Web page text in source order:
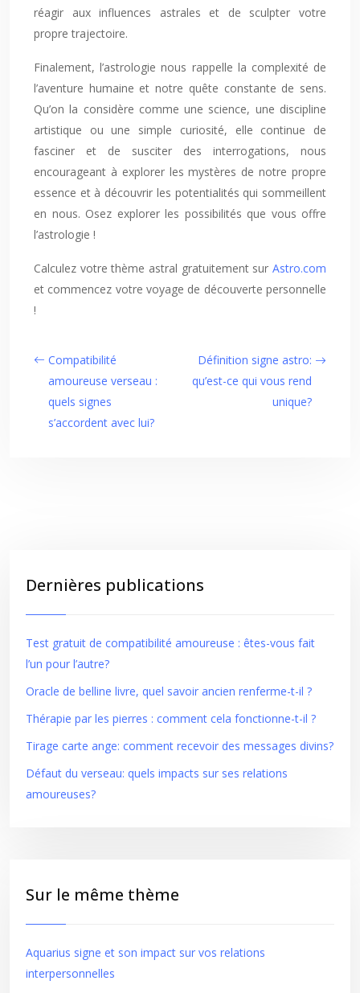
réagir aux influences astrales et de sculpter votre
propre trajectoire.
Finalement, l’astrologie nous rappelle la complexité de
l’aventure humaine et notre quête constante de sens.
Qu’on la considère comme une science, une discipline
artistique ou une simple curiosité, elle continue de
fasciner et de susciter des interrogations, nous
encourageant à explorer les mystères de notre propre
essence et à découvrir les potentialités qui sommeillent
en nous. Osez explorer les possibilités que vous offre
l’astrologie !
Calculez votre thème astral gratuitement sur Astro.com
et commencez votre voyage de découverte personnelle
!
Compatibilité
amoureuse verseau :
quels signes
s’accordent avec lui?
Définition signe astro:
qu’est-ce qui vous rend
unique?
Dernières publications
Test gratuit de compatibilité amoureuse : êtes-vous fait
l’un pour l’autre?
Oracle de belline livre, quel savoir ancien renferme-t-il ?
Thérapie par les pierres : comment cela fonctionne-t-il ?
Tirage carte ange: comment recevoir des messages divins?
Défaut du verseau: quels impacts sur ses relations
amoureuses?
Sur le même thème
Aquarius signe et son impact sur vos relations
interpersonnelles